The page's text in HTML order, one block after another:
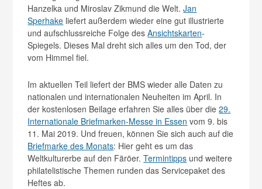
Hanzelka und Miroslav Zikmund die Welt.Jan
Sperhake liefert außerdem wieder eine gut illustrierte
und aufschlussreiche Folge desAnsichtskarten-
Spiegels. Dieses Mal dreht sich alles um den Tod, der
vom Himmel fiel.
Im aktuellen Teil liefert der BMS wieder alle Daten zu
nationalen und internationalen Neuheiten im April. In
der kostenlosen Beilage erfahren Sie alles über die29.
Internationale Briefmarken-Messe in Essen vom 9. bis
11. Mai 2019. Und freuen, können Sie sich auch auf die
Briefmarke des Monats: Hier geht es um das
Weltkulturerbe auf den Färöer.Termintipps und weitere
philatelistische Themen runden das Servicepaket des
Heftes ab.